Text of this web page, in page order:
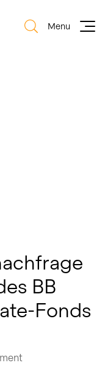
Menu
BB
Fonds